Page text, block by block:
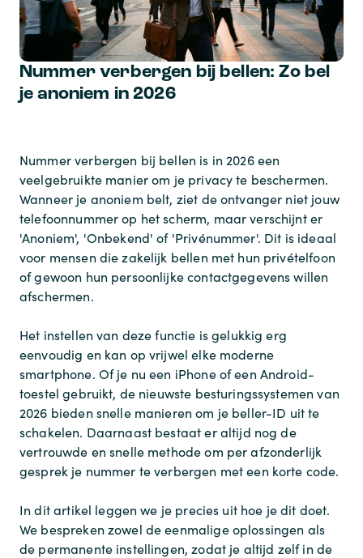
Nummer verbergen bij bellen: Zo bel
je anoniem in 2026
Nummer verbergen bij bellen is in 2026 een
veelgebruikte manier om je privacy te beschermen.
Wanneer je anoniem belt, ziet de ontvanger niet jouw
telefoonnummer op het scherm, maar verschijnt er
'Anoniem', 'Onbekend' of 'Privénummer'. Dit is ideaal
voor mensen die zakelijk bellen met hun privételfoon
of gewoon hun persoonlijke contactgegevens willen
afschermen.
Het instellen van deze functie is gelukkig erg
eenvoudig en kan op vrijwel elke moderne
smartphone. Of je nu een iPhone of een Android-
toestel gebruikt, de nieuwste besturingssystemen van
2026 bieden snelle manieren om je beller-ID uit te
schakelen. Daarnaast bestaat er altijd nog de
vertrouwde en snelle methode om per afzonderlijk
gesprek je nummer te verbergen met een korte code.
In dit artikel leggen we je precies uit hoe je dit doet.
We bespreken zowel de eenmalige oplossingen als
de permanente instellingen, zodat je altijd zelf in de